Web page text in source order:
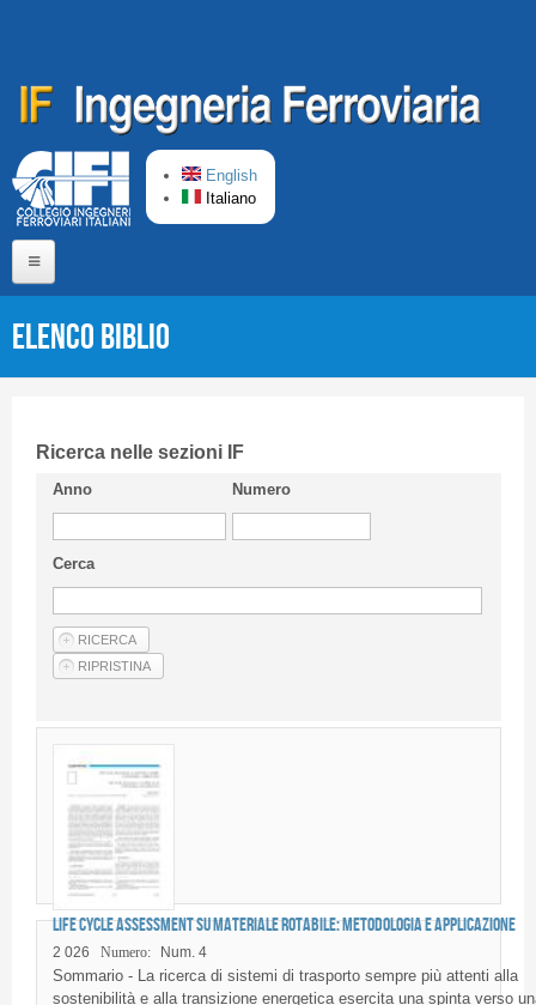
English
Italiano
CIFI in breve
Linee Guida
Privacy Policy
Articoli
Fornitori di prodotti e servizi
Elenco Biblio
Ricerca nelle sezioni IF
Anno Numero
Cerca
Life Cycle Assessment su materiale rotabile: metodologia e applicazione
2 026 Numero: Num. 4
Sommario - La ricerca di sistemi di trasporto sempre più attenti alla
sostenibilità e alla transizione energetica esercita una spinta verso